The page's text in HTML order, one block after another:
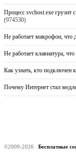
Процесс svchost.exe грузит
(974530)
Не работает микрофон, что
Не работает клавиатура, что
Как узнать, кто подключен
Почему Интернет стал
©2009-2026 Бесплатные